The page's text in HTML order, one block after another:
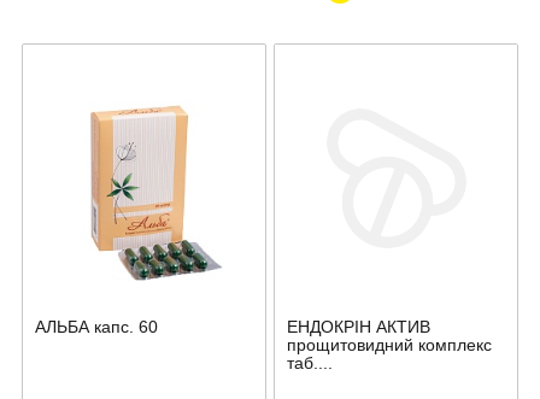
АЛЬБА капс. 60
ЕНДОКРІН АКТИВ
прощитовидний комплекс
таб....